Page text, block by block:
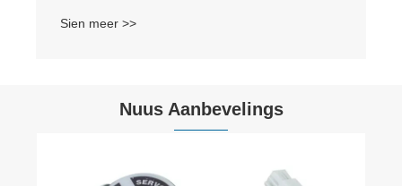
Sien meer >>
Nuus Aanbevelings